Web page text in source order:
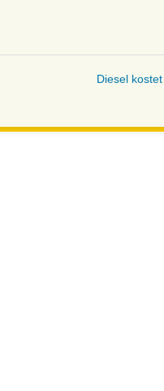
Diesel